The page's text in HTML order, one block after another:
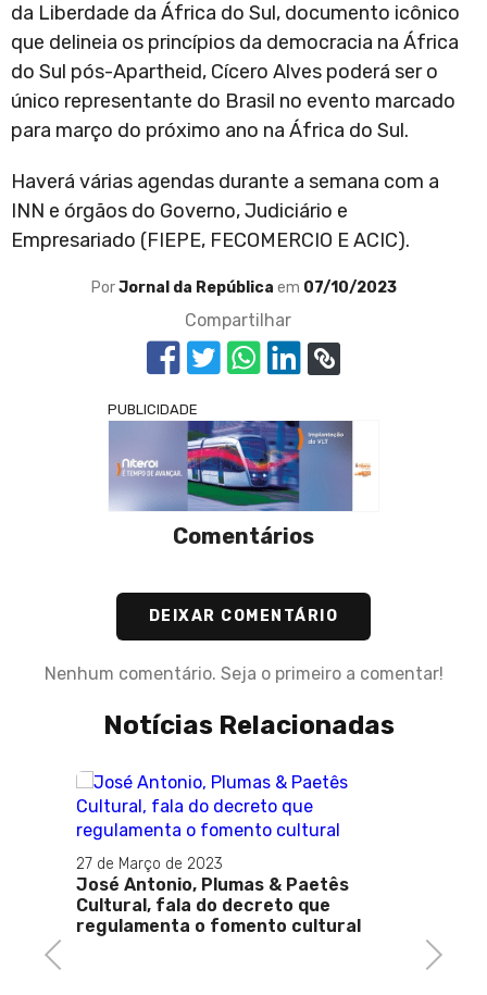
da Liberdade da África do Sul, documento icônico
que delineia os princípios da democracia na África
do Sul pós-Apartheid, Cícero Alves poderá ser o
único representante do Brasil no evento marcado
para março do próximo ano na África do Sul.
Haverá várias agendas durante a semana com a
INN e órgãos do Governo, Judiciário e
Empresariado (FIEPE, FECOMERCIO E ACIC).
PorJornal da República em 07/10/2023
Compartilhar
PUBLICIDADE
Comentários
DEIXAR COMENTÁRIO
Nenhum comentário. Seja o primeiro a comentar!
Notícias Relacionadas
Previous
27 de Março de 2023
José Antonio, Plumas & Paetês
Cultural, fala do decreto que
regulamenta o fomento cultural
Next